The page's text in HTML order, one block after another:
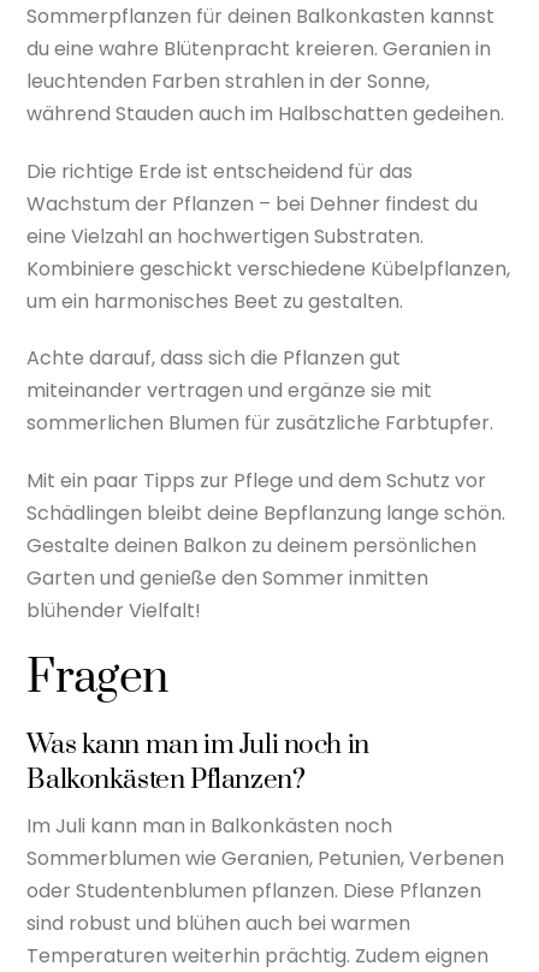
Sommerpflanzen für deinen Balkonkasten kannst
du eine wahre Blütenpracht kreieren. Geranien in
leuchtenden Farben strahlen in der Sonne,
während Stauden auch im Halbschatten gedeihen.
Die richtige Erde ist entscheidend für das
Wachstum der Pflanzen – bei Dehner findest du
eine Vielzahl an hochwertigen Substraten.
Kombiniere geschickt verschiedene Kübelpflanzen,
um ein harmonisches Beet zu gestalten.
Achte darauf, dass sich die Pflanzen gut
miteinander vertragen und ergänze sie mit
sommerlichen Blumen für zusätzliche Farbtupfer.
Mit ein paar Tipps zur Pflege und dem Schutz vor
Schädlingen bleibt deine Bepflanzung lange schön.
Gestalte deinen Balkon zu deinem persönlichen
Garten und genieße den Sommer inmitten
blühender Vielfalt!
Fragen
Was kann man im Juli noch in
Balkonkästen Pflanzen?
Im Juli kann man in Balkonkästen noch
Sommerblumen wie Geranien, Petunien, Verbenen
oder Studentenblumen pflanzen. Diese Pflanzen
sind robust und blühen auch bei warmen
Temperaturen weiterhin prächtig. Zudem eignen